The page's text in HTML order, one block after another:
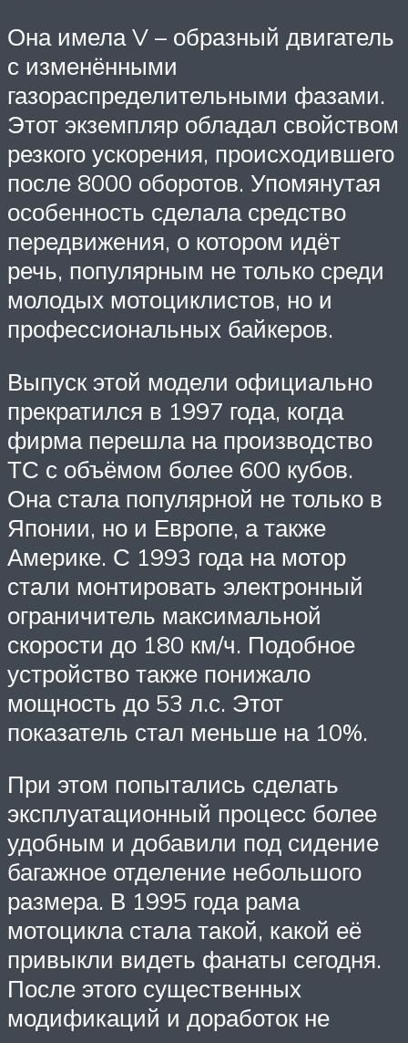
Она имела V – образный двигатель
с изменёнными
газораспределительными фазами.
Этот экземпляр обладал свойством
резкого ускорения, происходившего
после 8000 оборотов. Упомянутая
особенность сделала средство
передвижения, о котором идёт
речь, популярным не только среди
молодых мотоциклистов, но и
профессиональных байкеров.
Выпуск этой модели официально
прекратился в 1997 года, когда
фирма перешла на производство
ТС с объёмом более 600 кубов.
Она стала популярной не только в
Японии, но и Европе, а также
Америке. С 1993 года на мотор
стали монтировать электронный
ограничитель максимальной
скорости до 180 км/ч. Подобное
устройство также понижало
мощность до 53 л.с. Этот
показатель стал меньше на 10%.
При этом попытались сделать
эксплуатационный процесс более
удобным и добавили под сидение
багажное отделение небольшого
размера. В 1995 года рама
мотоцикла стала такой, какой её
привыкли видеть фанаты сегодня.
После этого существенных
модификаций и доработок не